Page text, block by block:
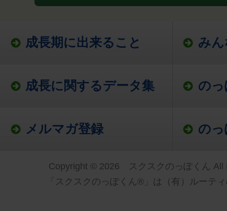
成長期に出来ること み
成長に関するデータ集 の
メルマガ登録 の
Copyright © 2026 スクスクのっぽくん All
「スクスクのっぽくん®」は（有）ルーテ